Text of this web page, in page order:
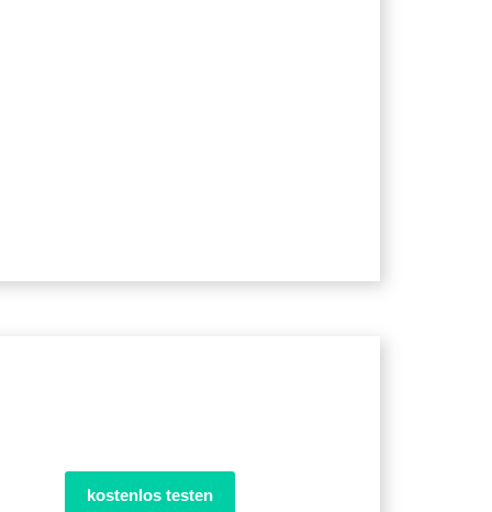
kostenlos testen